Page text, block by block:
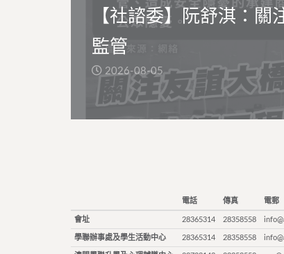
【社諮委】阮舒淇：
監管
2026-08-05
電話 傳真 電郵
會址 28365314 28358558
學聯辦事處及學生活動中心 28365314 28358558